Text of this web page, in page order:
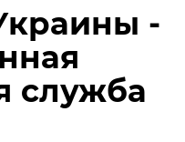
-
служба